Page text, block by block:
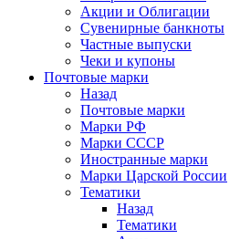
Акции и Облигации
Сувенирные банкноты
Частные выпуски
Чеки и купоны
Почтовые марки
Назад
Почтовые марки
Марки РФ
Марки СССР
Иностранные марки
Марки Царской России
Тематики
Назад
Тематики